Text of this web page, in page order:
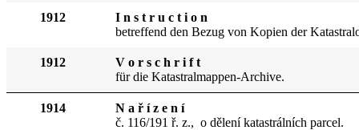
1912
I n s t r u c t i o n
betreffend den Bezug von Kopien der
1912
V o r s c h r i f t
für die Katastralmappen-Archive.
1914
N a ř í z e n í
č. 116/191 ř. z., o dělení katastrálních parcel.